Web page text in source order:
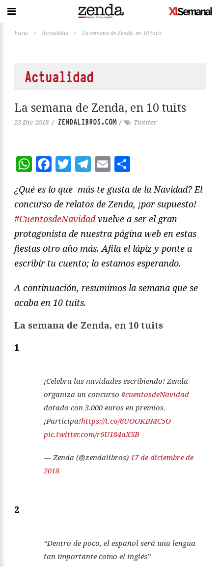
Inicio > Actualidad > La semana de Zenda, en 10 tuits
Actualidad
La semana de Zenda, en 10 tuits
23 Dic 2018 / ZENDALIBROS.COM/ Twitter
WhatsApp
Facebook
Twitter
Telegram
Email
¿Qué es lo que más te gusta de la Navidad? El
concurso de relatos de Zenda, ¡por supuesto!
#CuentosdeNavidadvuelve a ser el gran
protagonista de nuestra página web en estas
fiestas otro año más. Afila el lápiz y ponte a
escribir tu cuento; lo estamos esperando.
A continuación, resumimos la semana que se
acaba en 10 tuits.
La semana de Zenda, en 10 tuits
1
¡Celebra las navidades escribiendo! Zenda
organiza un concurso #cuentosdeNavidad
dotado con 3.000 euros en premios.
¡Participa!https://t.co/6UOOKBMC5O
pic.twitter.com/r6U184aXSB
— Zenda (@zendalibros) 17 de diciembre de
2018
2
“Dentro de poco, el español será una lengua
tan importante como el inglés”